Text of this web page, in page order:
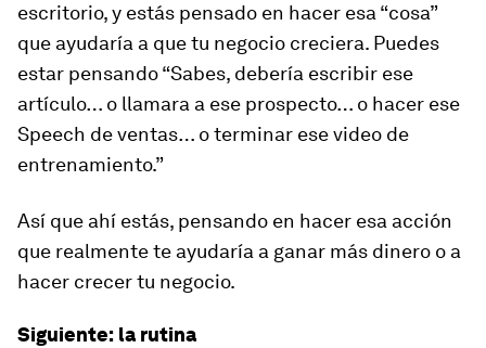
escritorio, y estás pensado en hacer esa “cosa”
que ayudaría a que tu negocio creciera. Puedes
estar pensando “Sabes, debería escribir ese
artículo… o llamara a ese prospecto… o hacer ese
Speech de ventas… o terminar ese video de
entrenamiento.”
Así que ahí estás, pensando en hacer esa acción
que realmente te ayudaría a ganar más dinero o a
hacer crecer tu negocio.
Siguiente: la rutina